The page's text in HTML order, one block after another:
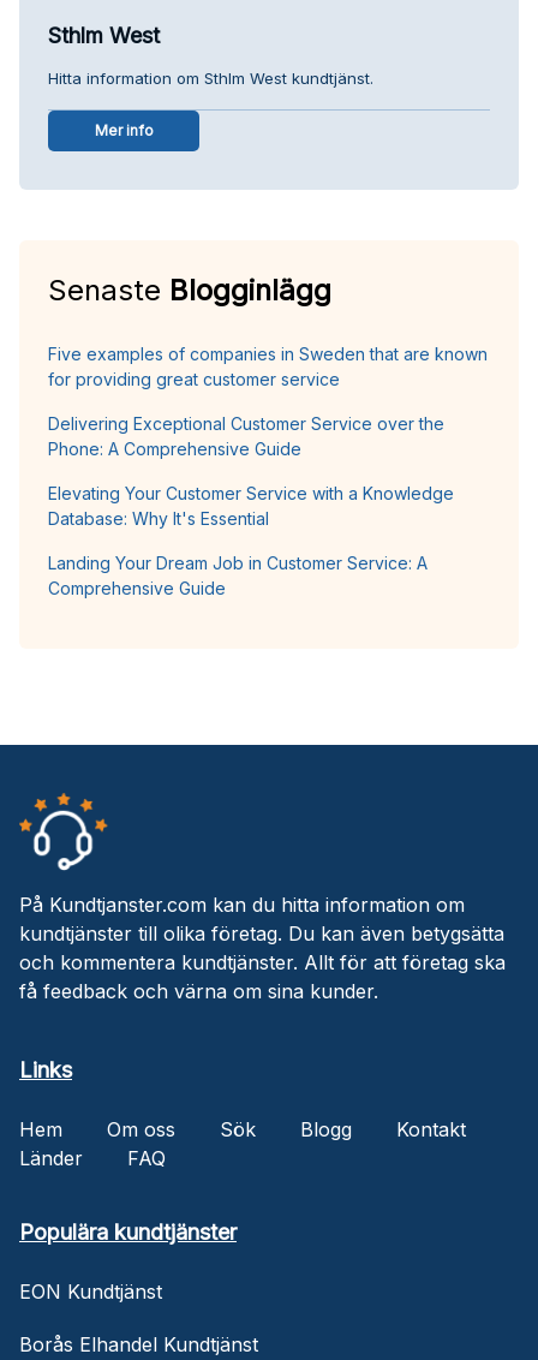
Sthlm West
Hitta information om Sthlm West kundtjänst.
Mer info
Senaste Blogginlägg
Five examples of companies in Sweden that are known
for providing great customer service
Delivering Exceptional Customer Service over the
Phone: A Comprehensive Guide
Elevating Your Customer Service with a Knowledge
Database: Why It's Essential
Landing Your Dream Job in Customer Service: A
Comprehensive Guide
På Kundtjanster.com kan du hitta information om
kundtjänster till olika företag. Du kan även betygsätta
och kommentera kundtjänster. Allt för att företag ska
få feedback och värna om sina kunder.
Links
Hem Om oss Sök Blogg
Kontakt
Länder
FAQ
Populära kundtjänster
EON Kundtjänst
Borås Elhandel Kundtjänst